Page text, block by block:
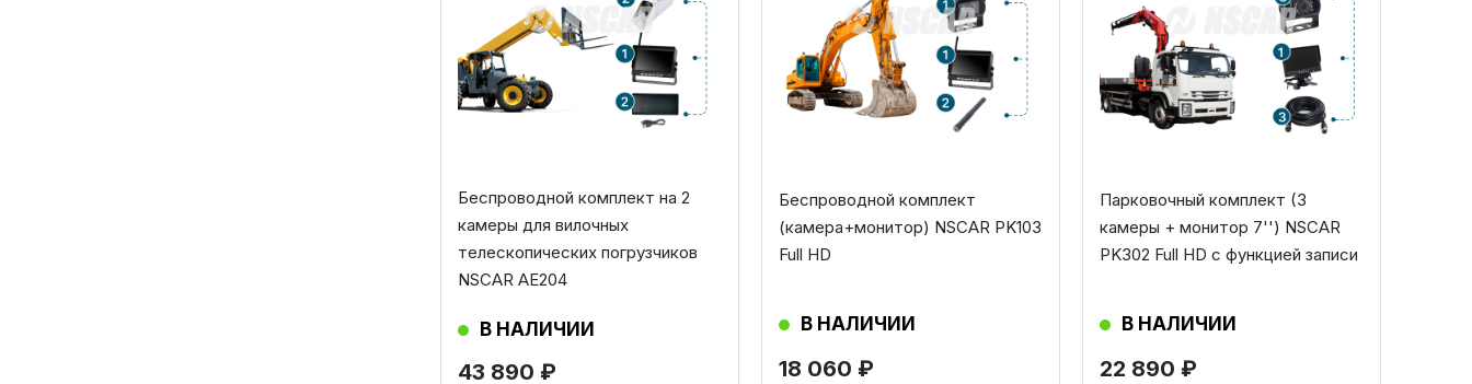
43 890 ₽
Беспроводной комплект на 2
камеры для вилочных
телескопических погрузчиков
NSCAR AE204
В НАЛИЧИИ
18 060 ₽
Беспроводной комплект
(камера+монитор) NSCAR PK103
Full HD
В НАЛИЧИИ
22 890 ₽
Парковочный комплект (3
камеры + монитор 7'') NSCAR
PK302 Full HD с функцией записи
В НАЛИЧИИ